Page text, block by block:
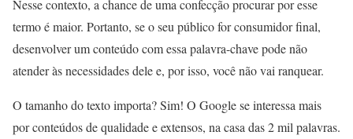
Nesse contexto, a chance de uma confecção procurar por esse
termo é maior. Portanto, se o seu público for consumidor final,
desenvolver um conteúdo com essa palavra-chave pode não
atender às necessidades dele e, por isso, você não vai ranquear.
O tamanho do texto importa? Sim! O Google se interessa mais
por conteúdos de qualidade e extensos, na casa das 2 mil palavras.